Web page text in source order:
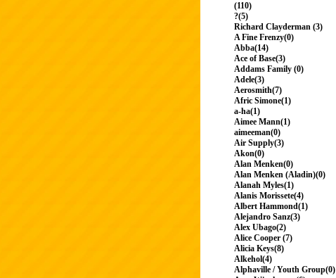
(110)
?(5)
Richard Clayderman (3)
A Fine Frenzy(0)
Abba(14)
Ace of Base(3)
Addams Family (0)
Adele(3)
Aerosmith(7)
Afric Simone(1)
a-ha(1)
Aimee Mann(1)
aimeeman(0)
Air Supply(3)
Akon(0)
Alan Menken(0)
Alan Menken (Aladin)(0)
Alanah Myles(1)
Alanis Morissete(4)
Albert Hammond(1)
Alejandro Sanz(3)
Alex Ubago(2)
Alice Cooper (7)
Alicia Keys(8)
Alkehol(4)
Alphaville / Youth Group(0)